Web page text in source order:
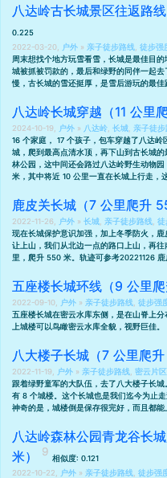
八达岭古长城景区往返路
0.225
2022-03-20,
户外 » 亲子徒步路线 徒步强
周末想找个地方玩雪看雪，长城是最佳目
城被抓被罚款的 ，最后和绿野的同伴一起
慢，古长城的雪还挺厚，是雪后游玩的最佳
八达岭长城穿越（11 公里
2024-10-19,
户外 » 八达岭 长城 亲子徒步
16 个家庭， 17 个孩子，包车穿越了八达
城，爬到最高点清水顶，再下山到古长城
林公园，这中间还会路过八达岭野生动物
米，其中将近 10 公里一直在长城上行走，
鹿皮关长城（7 公里爬升
2022-11-26,
户外 » 长城 亲子徒步路线 徒
现在长城保护意识加强，加上冬季防火，
让上山，我们从北边一点的路口上山，再
里，爬升 550 米。轨迹可参考20221126
五座楼长城环线（9 公里爬
2022-09-10,
户外 » 亲子徒步路线 徒步强
五座楼长城在密云水库东侧，是在山脊上
上城楼可以鸟瞰密云水库全貌，视野巨佳。
八大楼子长城（7 公里爬升
2022-11-19,
户外 » 亲子徒步路线 密云片区
跟着绿野童军的大队伍，去了八大楼子长
有 8 个城楼。这个长城也是我们迄今为止
神奇的是，城楼倒是保存很完好，而且都能
八达岭森林公园青龙谷长
米）
相似度: 0.121
2022-10-22,
户外 » 亲子徒步路线 徒步强